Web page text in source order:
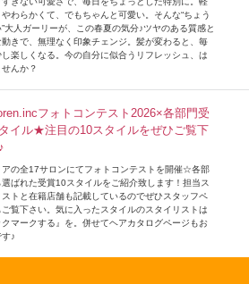
やわらかくて、でもちゃんと可愛い。そんな“ちょう
”大人ガーリーが、この春夏の気分♪ツヤのある質感と
動きで、無理なく印象チェンジ。髪が変わると、毎
し楽しくなる。今の自分に似合うリフレッシュ、は
せんか？
フォトコンテスト2026×各部門受
イル★注目の10スタイルをぜひご覧下
アの全17サロンにてフォトコンテストを開催☆各部
選ばれた受賞10スタイルをご紹介致します！担当ス
ストと在籍店舗も記載しているのでぜひスタッフペ
ご覧下さい。気に入ったスタイルのスタイリストは
クマークする』を。併せてヘアカタログページもお
♪